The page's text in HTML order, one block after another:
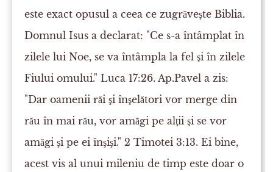
este exact opusul a ceea ce zugrăveşte Biblia.
Domnul Isus a declarat: "Ce s-a întâmplat în
zilele lui Noe, se va întâmpla la fel şi în zilele
Fiului omului." Luca 17:26. Ap.Pavel a zis:
"Dar oamenii răi şi înşelători vor merge din
rău în mai rău, vor amăgi pe alţii şi se vor
amăgi şi pe ei înşişi." 2 Timotei 3:13. Ei bine,
acest vis al unui mileniu de timp este doar o